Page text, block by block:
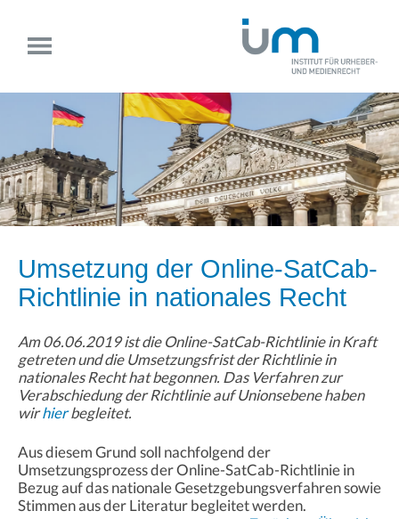
Umsetzung der Online-SatCab-
Richtlinie in nationales Recht
Am 06.06.2019 ist die Online-SatCab-Richtlinie in Kraft
getreten und die Umsetzungsfrist der Richtlinie in
nationales Recht hat begonnen. Das Verfahren zur
Verabschiedung der Richtlinie auf Unionsebene haben
wirhierbegleitet.
Aus diesem Grund soll nachfolgend der
Umsetzungsprozess der Online-SatCab-Richtlinie in
Bezug auf das nationale Gesetzgebungsverfahren sowie
Stimmen aus der Literatur begleitet werden.